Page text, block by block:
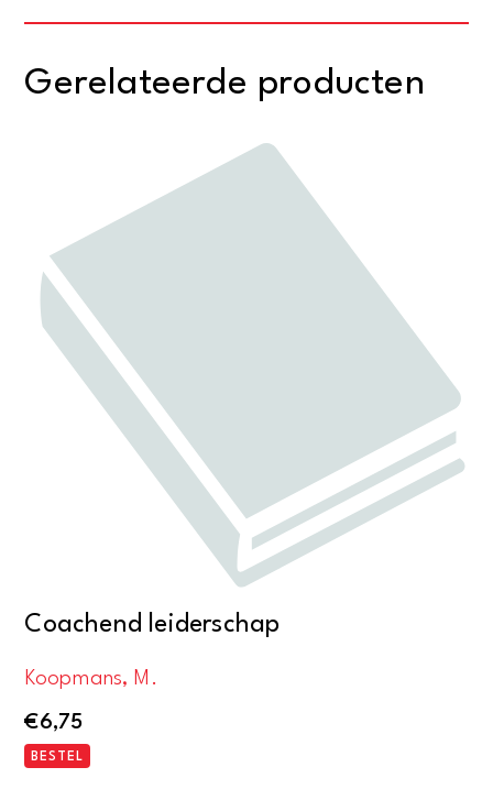
zakelijk
aantal
Gerelateerde producten
Coachend leiderschap
Koopmans, M.
€6,75
BESTEL